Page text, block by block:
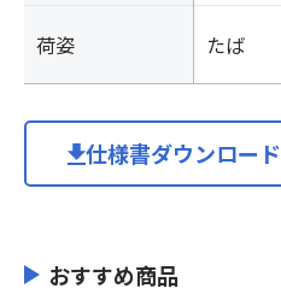
荷姿 たば
仕様書ダウンロード
おすすめ商品